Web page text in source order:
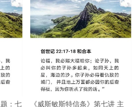
：七
《威斯敏斯特信条》第七讲 主